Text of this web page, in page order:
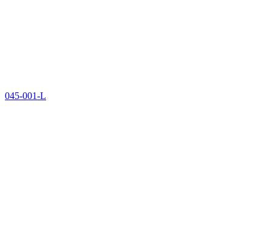
045-001-L